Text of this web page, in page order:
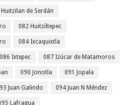
de Serdán
082 Huitziltepec
084 Ixcaquixtla
086 Ixtepec 087 Izúcar de Matamoros
090 Jonotla 091 Jopala
Juan Galindo 094 Juan N Méndez
Lafragua